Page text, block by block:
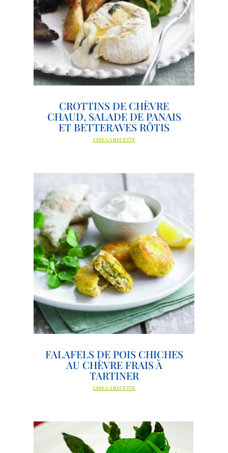
CROTTINS DE CHÈVRE
CHAUD, SALADE DE PANAIS
ET BETTERAVES RÔTIS
LIRE LA RECETTE
FALAFELS DE POIS CHICHES
AU CHÈVRE FRAIS À
TARTINER
LIRE LA RECETTE